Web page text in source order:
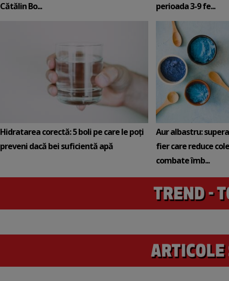
Cătălin Bo...
perioada 3-9 fe...
Hidratarea corectă: 5 boli pe care le poți
preveni dacă bei suficientă apă
Aur albastru:
fier care reduce
combate îmb...